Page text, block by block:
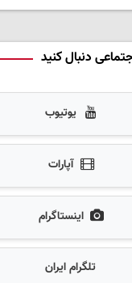
دنبال کنید
یوتیوب
آپارات
اینستاگرام
تلگرام ایران